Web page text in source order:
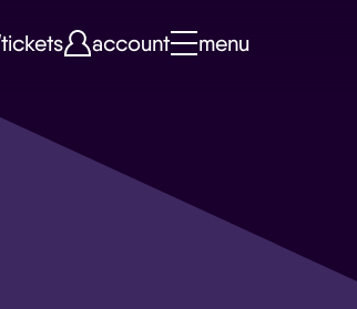
tickets account menu